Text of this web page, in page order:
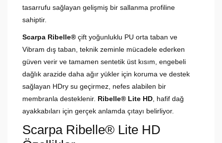
tasarrufu sağlayan gelişmiş bir sallanma profiline
sahiptir.
Scarpa Ribelle® çift yoğunluklu PU orta taban ve
Vibram dış taban, teknik zeminle mücadele ederken
güven verir ve tamamen sentetik üst kısım, engebeli
dağlık arazide daha ağır yükler için koruma ve destek
sağlayan HDry su geçirmez, nefes alabilen bir
membranla desteklenir. Ribelle® Lite HD , hafif dağ
ayakkabıları için gerçek anlamda çıtayı belirliyor.
Scarpa Ribelle® Lite HD